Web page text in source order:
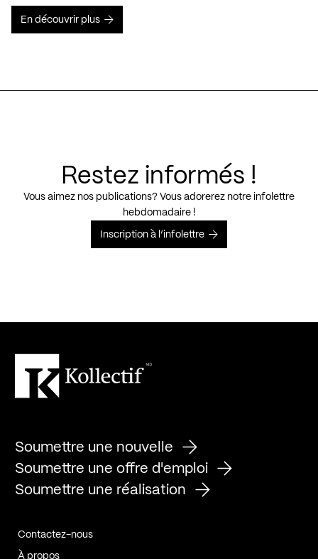
En découvrir plus
Restez informés !
Vous aimez nos publications? Vous adorerez notre infolettre
hebdomadaire !
Inscription à l’infolettre
Soumettre une nouvelle
Soumettre une offre d'emploi
Soumettre une réalisation
Contactez-nous
À propos